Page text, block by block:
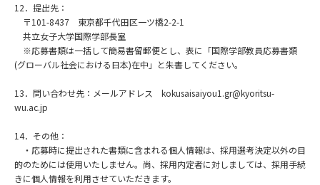
12．提出先：
〒101-8437 東京都千代田区一ツ橋2-2-1
共立女子大学国際学部長室
※応募書類は一括して簡易書留郵便とし、表に「国際学部教員応募書類
(グローバル社会における日本)在中」と朱書してください。
13．問い合わせ先：メールアドレス kokusaisaiyou1.gr@kyoritsu-
wu.ac.jp
14．その他：
・応募時に提出された書類に含まれる個人情報は、採用選考決定以外の目
的のためには使用いたしません。尚、採用内定者に対しましては、採用手続
きに個人情報を利用させていただきます。